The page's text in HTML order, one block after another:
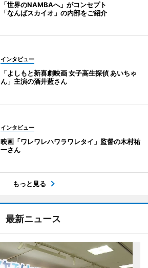
「世界のNAMBAへ」がコンセプト
「なんばスカイオ」の内部をご紹介
インタビュー
「よしもと新喜劇映画 女子高生探偵 あいちゃ
ん」主演の酒井藍さん
インタビュー
映画「ワレワレハワラワレタイ」監督の木村祐
一さん
もっと見る
最新ニュース